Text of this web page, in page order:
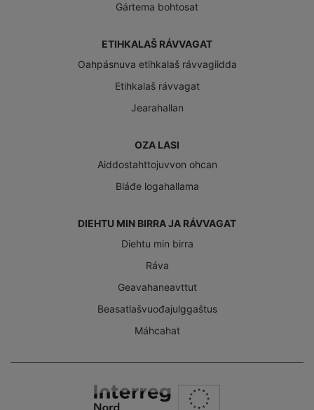
Gártema bohtosat
ETIHKALAŠ RÁVVAGAT
Oahpásnuva etihkalaš rávvagiidda
Etihkalaš rávvagat
Jearahallan
OZA LASI
Aiddostahttojuvvon ohcan
Bláđe logahallama
DIEHTU MIN BIRRA JA RÁVVAGAT
Diehtu min birra
Ráva
Geavahaneavttut
Beasatlašvuođajulggaštus
Máhcahat